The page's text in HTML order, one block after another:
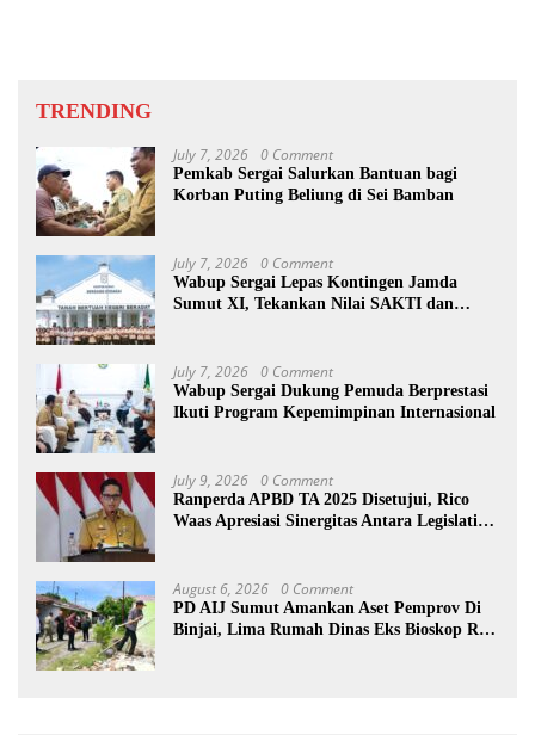
TRENDING
July 7, 2026 0 Comment
Pemkab Sergai Salurkan Bantuan bagi
Korban Puting Beliung di Sei Bamban
July 7, 2026 0 Comment
Wabup Sergai Lepas Kontingen Jamda
Sumut XI, Tekankan Nilai SAKTI dan
July 7, 2026 0 Comment
Wabup Sergai Dukung Pemuda Berprestasi
Ikuti Program Kepemimpinan Internasional
July 9, 2026 0 Comment
Ranperda APBD TA 2025 Disetujui, Rico
Waas Apresiasi Sinergitas Antara Legislatif
August 6, 2026 0 Comment
PD AIJ Sumut Amankan Aset Pemprov Di
Binjai, Lima Rumah Dinas Eks Bioskop Ria